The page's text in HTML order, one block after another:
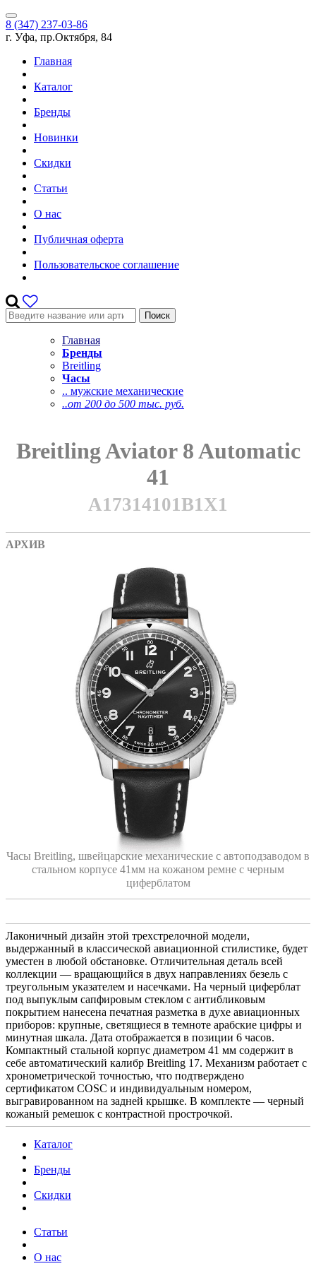
8 (347) 237-03-86
г. Уфа, пр.Октября, 84
Главная
Каталог
Бренды
Новинки
Скидки
Статьи
О нас
Публичная оферта
Пользовательское соглашение
Поиск
Главная
Бренды
Breitling
Часы
.. мужские механические
..от 200 до 500 тыс. руб.
Breitling Aviator 8 Automatic
41
A17314101B1X1
АРХИВ
Часы Breitling, швейцарские механические с автоподзаводом в
стальном корпусе 41мм на кожаном ремне с черным
циферблатом
Лаконичный дизайн этой трехстрелочной модели,
выдержанный в классической авиационной стилистике, будет
уместен в любой обстановке. Отличительная деталь всей
коллекции — вращающийся в двух направлениях безель с
треугольным указателем и насечками. На черный циферблат
под выпуклым сапфировым стеклом с антибликовым
покрытием нанесена печатная разметка в духе авиационных
приборов: крупные, светящиеся в темноте арабские цифры и
минутная шкала. Дата отображается в позиции 6 часов.
Компактный стальной корпус диаметром 41 мм содержит в
себе автоматический калибр Breitling 17. Механизм работает с
хронометрической точностью, что подтверждено
сертификатом COSC и индивидуальным номером,
выгравированном на задней крышке. В комплекте — черный
кожаный ремешок с контрастной прострочкой.
Каталог
Бренды
Скидки
Статьи
О нас